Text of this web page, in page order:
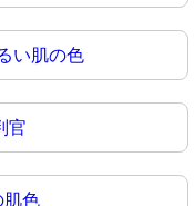
い肌の色
官
肌色